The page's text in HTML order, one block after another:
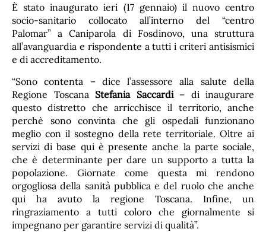
È stato inaugurato ieri (17 gennaio) il nuovo centro
socio-sanitario collocato all’interno del “centro
Palomar” a Caniparola di Fosdinovo, una struttura
all’avanguardia e rispondente a tutti i criteri antisismici
e di accreditamento.
“Sono contenta – dice l’assessore alla salute della
Regione Toscana Stefania Saccardi– di inaugurare
questo distretto che arricchisce il territorio, anche
perchè sono convinta che gli ospedali funzionano
meglio con il sostegno della rete territoriale. Oltre ai
servizi di base qui è presente anche la parte sociale,
che è determinante per dare un supporto a tutta la
popolazione. Giornate come questa mi rendono
orgogliosa della sanità pubblica e del ruolo che anche
qui ha avuto la regione Toscana. Infine, un
ringraziamento a tutti coloro che giornalmente si
impegnano per garantire servizi di qualità”.